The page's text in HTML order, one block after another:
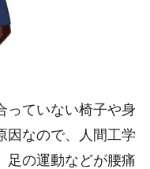
っていない椅子や身
因なので、人間工学
足の運動などが腰痛